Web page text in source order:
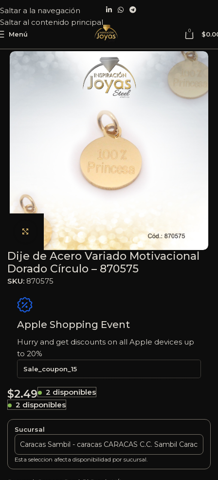
Saltar a la navegación
Saltar al contenido principal
Menú 0 $
Haga clic para ampliar
Dije de Acero Variado Motivacional
Dorado Círculo – 870575
SKU: 870575
Apple Shopping Event
Hurry and get discounts on all Apple devices up
to 20%
Sale_coupon_15
$2.49
2 disponibles
2 disponibles
Sucursal
Esta seleccion afecta disponibilidad por sucursal.